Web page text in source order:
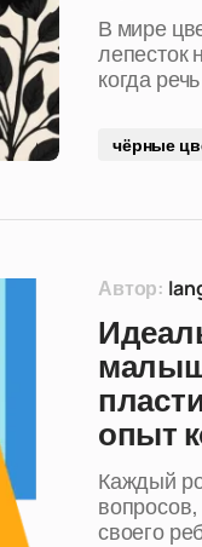
В мире
лепесток
когда
чёрные
Автор:
опыт
Каждый
своего